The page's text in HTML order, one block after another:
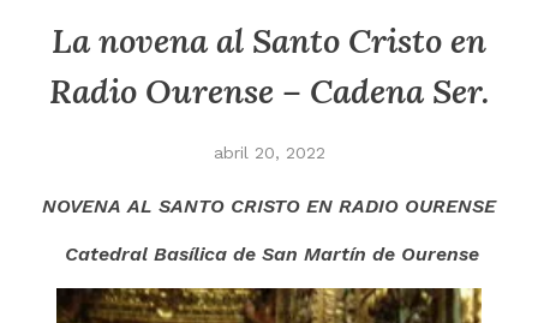
La novena al Santo Cristo en
Radio Ourense – Cadena Ser.
abril 20, 2022
NOVENA AL SANTO CRISTO EN RADIO OURENSE
Catedral Basílica de San Martín de Ourense